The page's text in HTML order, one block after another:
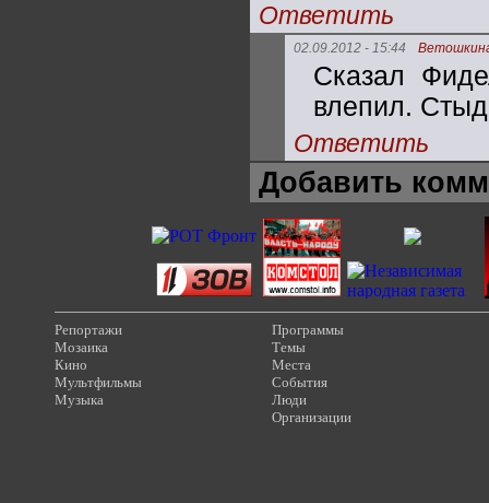
Ответить
02.09.2012 - 15:44
Сказал
влепил.
Ответить
Добавить
Репортажи
Мозаика
Кино
Мультфильмы
Музыка
Программы
Темы
Места
События
Люди
Организации